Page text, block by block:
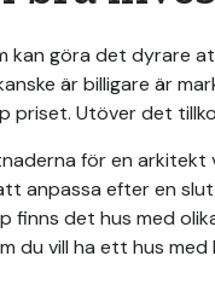
kan göra det dyrare
är billigare är
priset. Utöver det
för en
anpassa efter en
finns det hus med
vill ha ett hus med